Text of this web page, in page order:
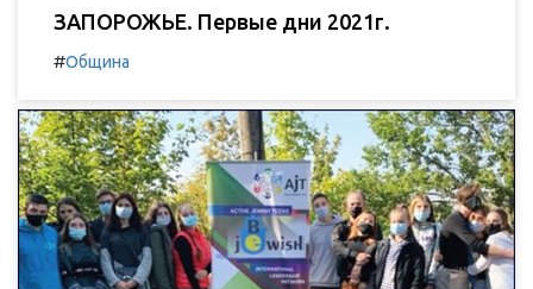
ЗАПОРОЖЬЕ. Первые дни 2021г.
#Община